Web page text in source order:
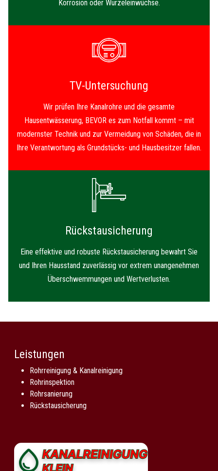
Korrosion oder Wurzeleinwüchse.
TV-Untersuchung
Wir prüfen Ihre Kanalrohre und die gesamte
Hausentwässerung, BEVOR es zum Notfall kommt – mit
modernster Technik und zur Vermeidung von Schäden, die in
Ihre Verantwortung als Grundstücks- und Hausbesitzer fallen.
Rückstausicherung
Eine effektive und robuste Rückstausicherung bewahrt Sie
und Ihren Hausstand zuverlässig vor extrem unangenehmen
Überschwemmungen und Wertverlusten.
Leistungen
Rohrreinigung & Kanalreinigung
Rohrinspektion
Rohrsanierung
Rückstausicherung